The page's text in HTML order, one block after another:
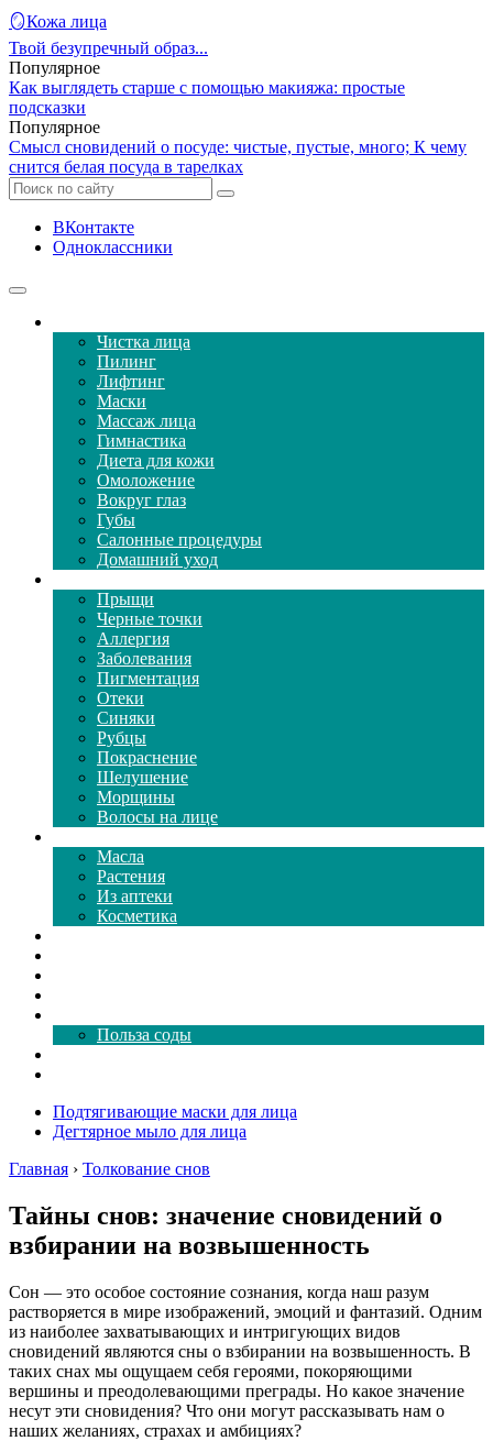
🪞Кожа лица
Твой безупречный образ...
Популярное
Как выглядеть старше с помощью макияжа: простые
подсказки
Популярное
Смысл сновидений о посуде: чистые, пустые, много; К чему
снится белая посуда в тарелках
ВКонтакте
Одноклассники
Чистка лица
Пилинг
Лифтинг
Маски
Массаж лица
Гимнастика
Диета для кожи
Омоложение
Вокруг глаз
Губы
Салонные процедуры
Домашний уход
Прыщи
Черные точки
Аллергия
Заболевания
Пигментация
Отеки
Синяки
Рубцы
Покраснение
Шелушение
Морщины
Волосы на лице
Масла
Растения
Из аптеки
Косметика
Польза соды
Подтягивающие маски для лица
Дегтярное мыло для лица
Главная › Толкование снов
Тайны снов: значение сновидений о
взбирании на возвышенность
Сон — это особое состояние сознания, когда наш разум
растворяется в мире изображений, эмоций и фантазий. Одним
из наиболее захватывающих и интригующих видов
сновидений являются сны о взбирании на возвышенность. В
таких снах мы ощущаем себя героями, покоряющими
вершины и преодолевающими преграды. Но какое значение
несут эти сновидения? Что они могут рассказывать нам о
наших желаниях, страхах и амбициях?